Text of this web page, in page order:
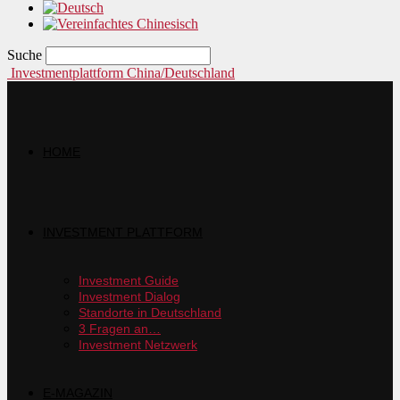
Suche
Investmentplattform China/Deutschland
Investment Guide
Investment Dialog
Standorte in Deutschland
3 Fragen an…
Investment Netzwerk